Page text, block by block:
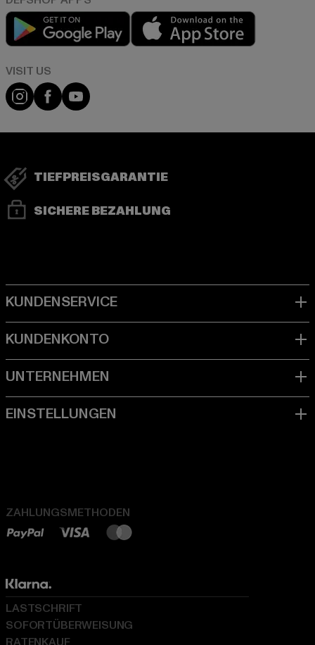
Play market
Visit our Instagram page:
Visit our Facebook page:
Visit our YouTube channel:
TIEFPREISGARANTIE
SICHERE BEZAHLUNG
ZAHLUNGSMETHODEN
LASTSCHRIFT
SOFORTÜBERWEISUNG